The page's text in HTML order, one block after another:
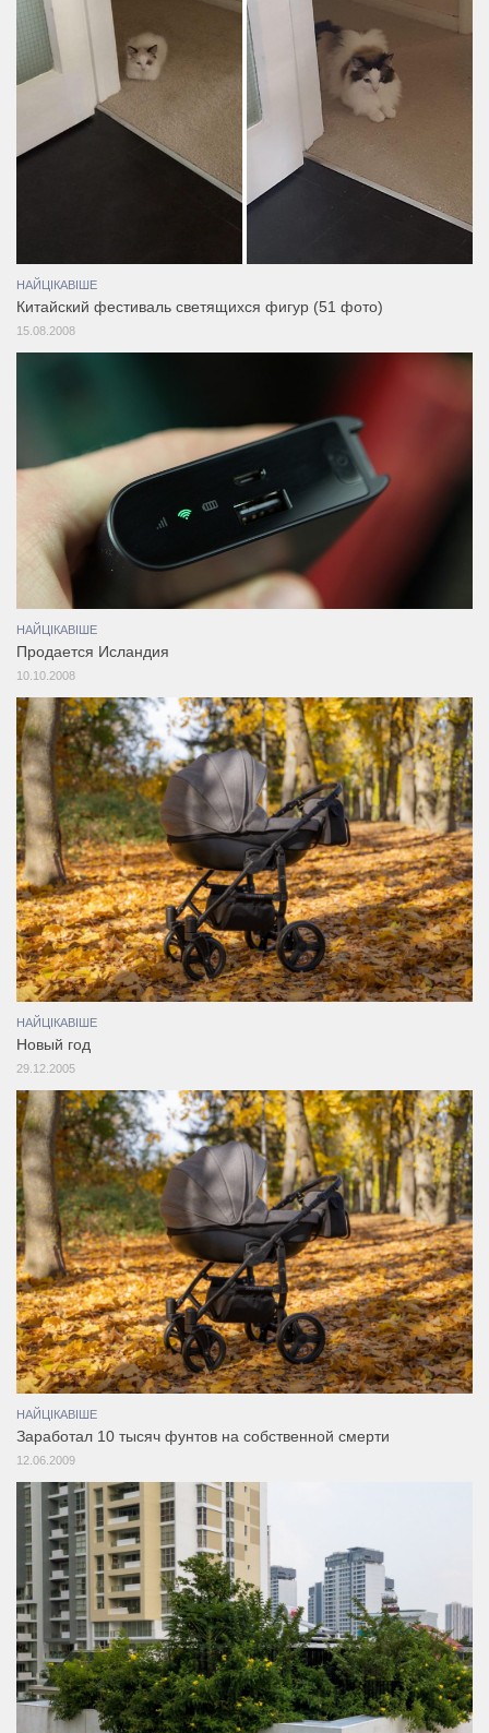
НАЙЦІКАВІШЕ
Китайский фестиваль светящихся фигур (51 фото)
15.08.2008
НАЙЦІКАВІШЕ
Продается Исландия
10.10.2008
НАЙЦІКАВІШЕ
Новый год
29.12.2005
НАЙЦІКАВІШЕ
Заработал 10 тысяч фунтов на собственной смерти
12.06.2009